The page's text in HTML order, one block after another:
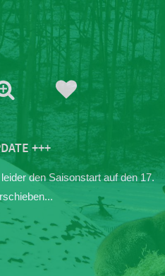
+++
den Saisonstart auf den 17.